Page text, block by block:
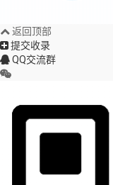
返回顶部
提交收录
QQ交流群